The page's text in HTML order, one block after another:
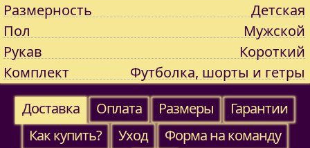
Размерность
Детская
Пол
Мужской
Рукав
Короткий
Комплект
Футболка, шорты и гетры
Доставка
Оплата Размеры
Гарантии
Как купить?
Уход
Форма на команду